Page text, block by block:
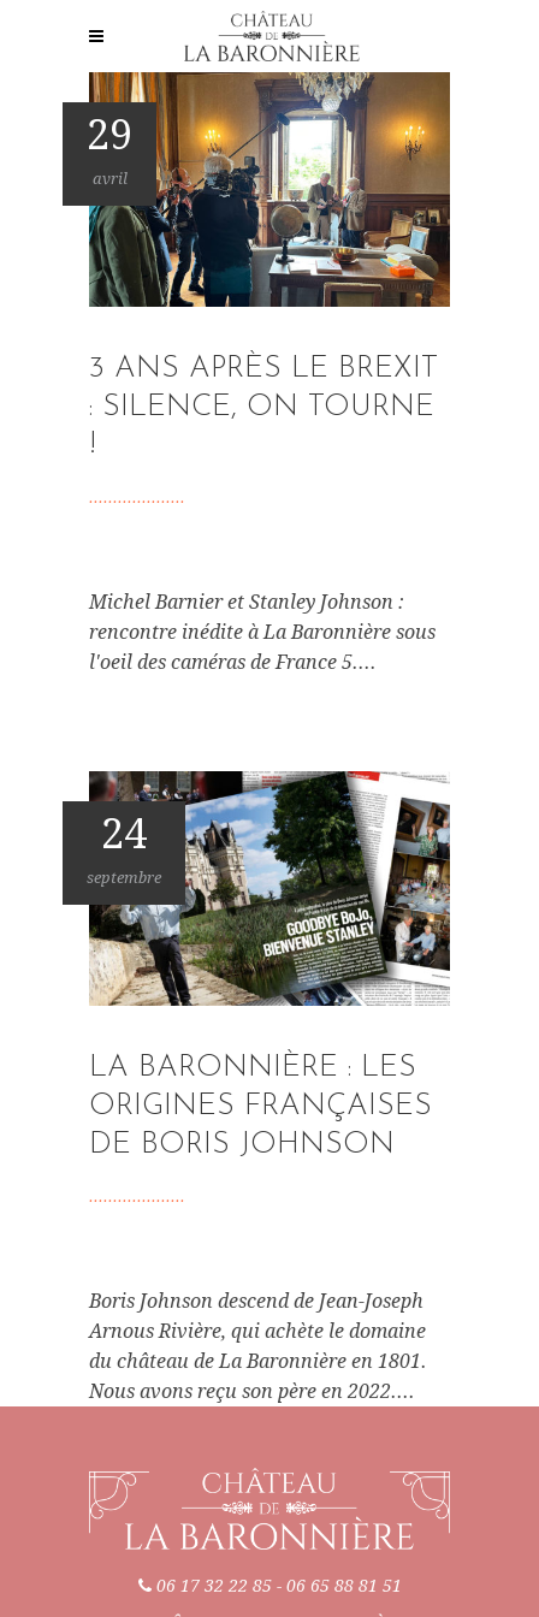
29
avril
3 ANS APRÈS LE BREXIT
: SILENCE, ON TOURNE
!
Michel Barnier et Stanley Johnson :
rencontre inédite à La Baronnière sous
l'oeil des caméras de France 5....
24
septembre
LA BARONNIÈRE : LES
ORIGINES FRANÇAISES
DE BORIS JOHNSON
Boris Johnson descend de Jean-Joseph
Arnous Rivière, qui achète le domaine
du château de La Baronnière en 1801.
Nous avons reçu son père en 2022....
06 17 32 22 85- 06 65 88 81 51